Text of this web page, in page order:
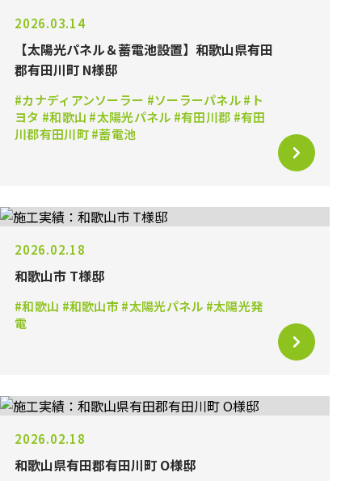
2026.03.14
【太陽光パネル＆蓄電池設置】和歌山県有田
郡有田川町 N様邸
#カナディアンソーラー #ソーラーパネル #ト
ヨタ #和歌山 #太陽光パネル #有田川郡 #有田
川郡有田川町 #蓄電池
2026.02.18
和歌山市 T様邸
#和歌山 #和歌山市 #太陽光パネル #太陽光発
電
2026.02.18
和歌山県有田郡有田川町 O様邸